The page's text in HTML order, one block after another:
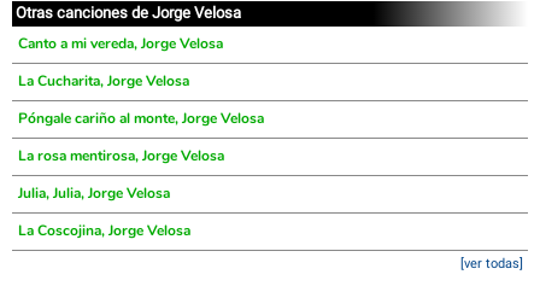
Otras canciones de Jorge Velosa
Canto a mi vereda, Jorge Velosa
La Cucharita, Jorge Velosa
Póngale cariño al monte, Jorge Velosa
La rosa mentirosa, Jorge Velosa
Julia, Julia, Jorge Velosa
La Coscojina, Jorge Velosa
[ver todas]